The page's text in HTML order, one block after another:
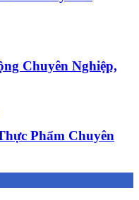
Chuyên Nghiệp,
Phẩm Chuyên